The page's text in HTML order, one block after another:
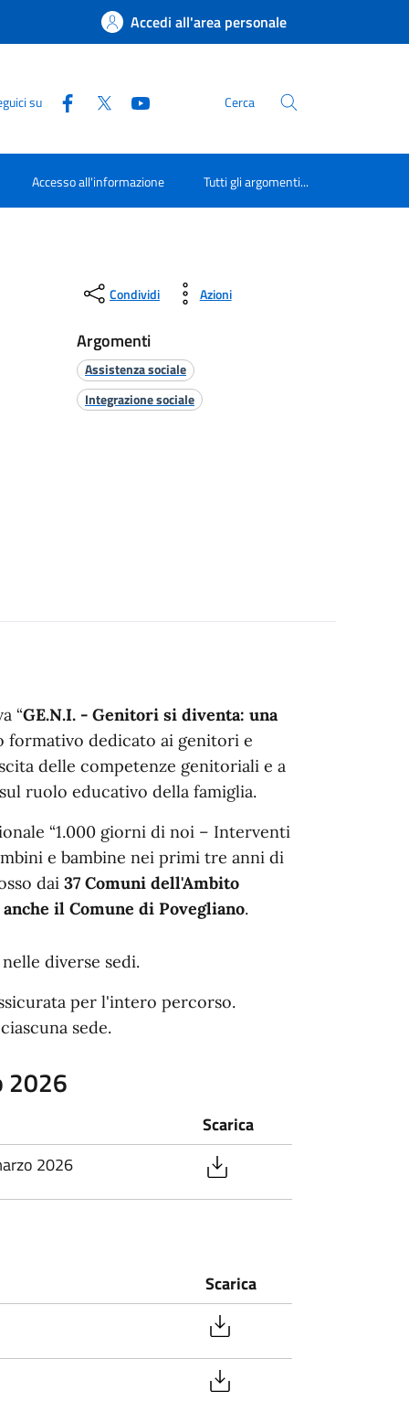
Accedi all'area personale
su Cerca
Accesso all'informazione Tutti gli argomenti...
Condividi Azioni
Argomenti
Assistenza sociale
Integrazione sociale
“GE.N.I. - Genitori si diventa: una
formativo dedicato ai genitori e
delle competenze genitoriali e a
ruolo educativo della famiglia.
“1.000 giorni di noi – Interventi
e bambine nei primi tre anni di
dai 37 Comuni dell'Ambito
il Comune di Povegliano.
diverse sedi.
per l'intero percorso.
sede.
2026
Scarica
2026
Scarica